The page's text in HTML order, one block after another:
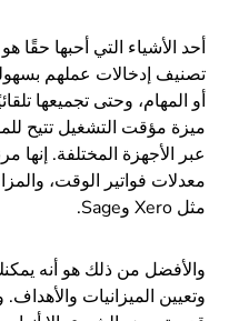
أحد الأشياء التي أحبها حقًا
تصنيف إدخالات عملهم
أو المهام، وحتى تجميعها
ميزة مؤقت التشغيل تتيح
عبر الأجهزة المختلفة. إنها
معدلات فواتير الوقت،
مثل Xero وSage.
والأفضل من ذلك هو أنه
وتعيين الميزانيات